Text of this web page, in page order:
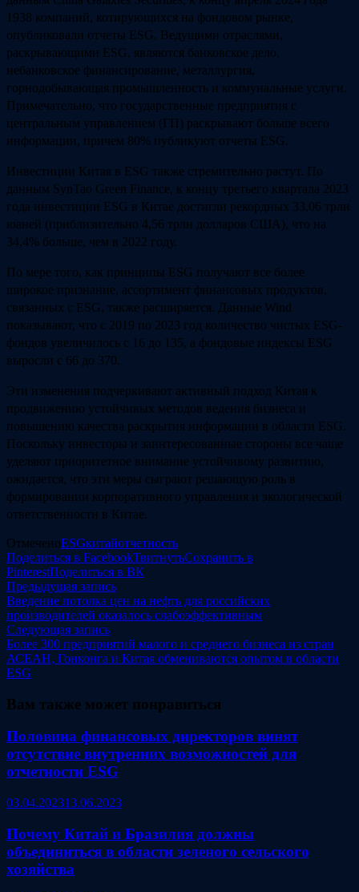
1938 компаний, котирующихся на фондовом рынке,
опубликовали отчеты ESG. Ведущими отраслями,
раскрывающими ESG, являются банковское дело,
небанковское финансирование, металлургия,
горнодобывающая промышленность и коммунальные услуги.
Примечательно, что государственные предприятия с
центральным управлением (ГП) раскрывают больше всего
информации, причем 80% публикуют отчеты ESG.
Инвестиции Китая в ESG также стремительно растут. По
данным SynTao Green Finance, к концу третьего квартала 2023
года инвестиции ESG в Китае достигли рекордных 33,06 трлн
юаней (приблизительно 4,56 трлн долларов США), что на
34,4% больше, чем в 2022 году.
По мере того, как принципы ESG получают все более
широкое признание, ассортимент финансовых продуктов,
связанных с ESG, также расширяется. Данные Wind
показывают, что с 2019 по 2023 год количество чистых ESG-
фондов увеличилось с 16 до 135, а фондовые индексы ESG
выросли с 66 до 370.
Эти изменения подчеркивают активный подход Китая к
продвижению устойчивых методов ведения бизнеса и
повышению качества раскрытия информации в области ESG.
Поскольку инвесторы и заинтересованные стороны все чаще
уделяют приоритетное внимание устойчивому развитию,
ожидается, что эти меры сыграют решающую роль в
формировании корпоративного управления и экологической
ответственности в Китае.
ОтмеченоESGкитайотчетность
Поделиться в FacebookТвитнутьСохранить в
PinterestПоделиться в ВК
Навигация
по
записям
Предыдущая записьПредыдущая
запись:
Введение потолка цен на нефть для российских
производителей оказалось слабоэффективным
Следующая записьСледующая
запись:
Более 300 предприятий малого и среднего бизнеса из стран
АСЕАН, Гонконга и Китая обмениваются опытом в области
ESG
Вам также может понравиться
Половина финансовых директоров винят
отсутствие внутренних возможностей для
отчетности ESG
03.04.202313.06.2023
Почему Китай и Бразилия должны
объединиться в области зеленого сельского
хозяйства